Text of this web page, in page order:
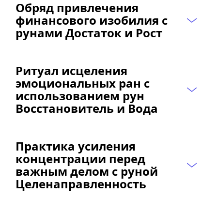
Обряд привлечения
финансового изобилия c
рунами Достаток и Рост
Ритуал исцеления
эмоциональных ран с
использованием рун
Восстановитель и Вода
Практика усиления
концентрации перед
важным делом с руной
Целенаправленность